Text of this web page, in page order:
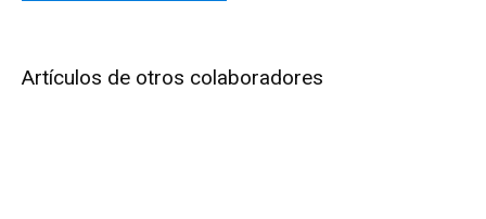
Artículos de otros colaboradores